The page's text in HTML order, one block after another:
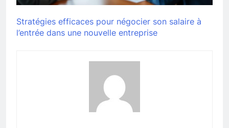
Stratégies efficaces pour négocier son salaire à
l’entrée dans une nouvelle entreprise